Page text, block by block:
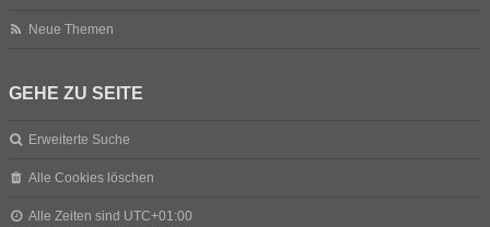
Neue Themen
GEHE ZU SEITE
Erweiterte Suche
Alle Cookies löschen
Alle Zeiten sind UTC+01:00